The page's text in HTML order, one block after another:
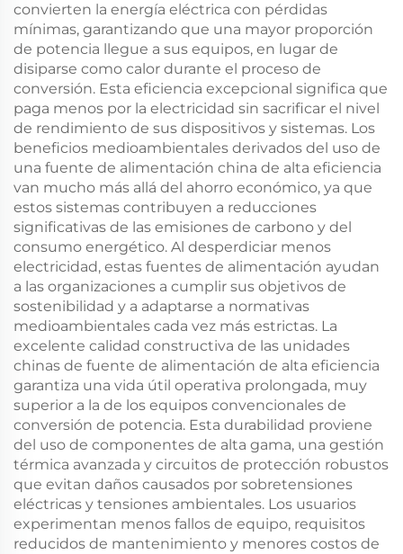
convierten la energía eléctrica con pérdidas
mínimas, garantizando que una mayor proporción
de potencia llegue a sus equipos, en lugar de
disiparse como calor durante el proceso de
conversión. Esta eficiencia excepcional significa que
paga menos por la electricidad sin sacrificar el nivel
de rendimiento de sus dispositivos y sistemas. Los
beneficios medioambientales derivados del uso de
una fuente de alimentación china de alta eficiencia
van mucho más allá del ahorro económico, ya que
estos sistemas contribuyen a reducciones
significativas de las emisiones de carbono y del
consumo energético. Al desperdiciar menos
electricidad, estas fuentes de alimentación ayudan
a las organizaciones a cumplir sus objetivos de
sostenibilidad y a adaptarse a normativas
medioambientales cada vez más estrictas. La
excelente calidad constructiva de las unidades
chinas de fuente de alimentación de alta eficiencia
garantiza una vida útil operativa prolongada, muy
superior a la de los equipos convencionales de
conversión de potencia. Esta durabilidad proviene
del uso de componentes de alta gama, una gestión
térmica avanzada y circuitos de protección robustos
que evitan daños causados por sobretensiones
eléctricas y tensiones ambientales. Los usuarios
experimentan menos fallos de equipo, requisitos
reducidos de mantenimiento y menores costos de